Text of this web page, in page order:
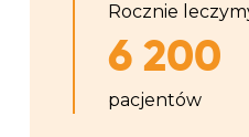
Rocznie
6 200
pacjentów